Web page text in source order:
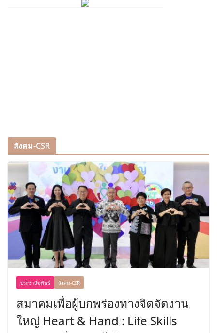
สังคม-CSR
ประชาสัมพันธ์ สังคม-CSR
สมาคมเพื่อผู้บกพร่องทางจิตจัดงาน
ใหญ่ Heart & Hand : Life Skills